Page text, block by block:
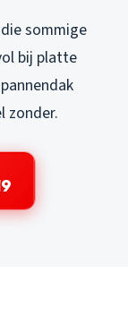
sommige
bij platte
zonder.